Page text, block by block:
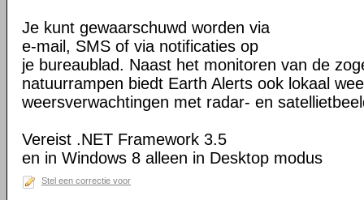
Je kunt gewaarschuwd worden via
e-mail, SMS of via notificaties op
je bureaublad. Naast het monitoren van de
natuurrampen biedt Earth Alerts ook lokaal
weersverwachtingen met radar- en
Vereist .NET Framework 3.5
en in Windows 8 alleen in Desktop modus
Stel een correctie voor